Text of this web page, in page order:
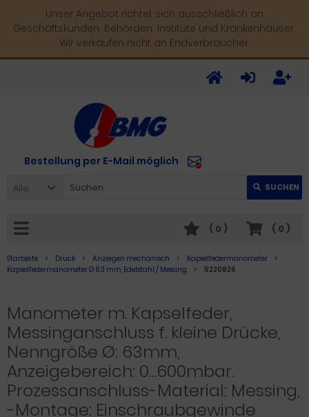
Unser Angebot richtet sich ausschließlich an
Geschäftskunden, Behörden, Institute und Krankenhäuser.
Wir verkaufen nicht an Endverbraucher.
Bestellung per E-Mail möglich
Alle SUCHEN
( 0 )
( 0 )
Startseite Druck Anzeigen mechanisch
Kapselfedermanometer
Kapselfedermanometer Ø 63 mm, Edelstahl / Messing
5220826
Manometer m. Kapselfeder,
Messinganschluss f. kleine Drücke,
Nenngröße Ø: 63mm,
Anzeigebereich: 0…600mbar.
Prozessanschluss-Material: Messing,
-Montage: Einschraubgewinde